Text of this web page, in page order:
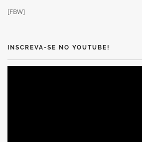
[FBW]
INSCREVA-SE NO YOUTUBE!